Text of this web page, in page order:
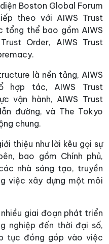
Boston Global Forum
theo với AIWS Trust
thể bao gồm AIWS
Order, AIWS Trust
là nền tảng, AIWS
hợp tác, AIWS Trust
vận hành, AIWS Trust
đường, và The Tokyo
chung.
thiệu như lời kêu gọi sự
bao gồm Chính phủ,
nhà sáng tạo, truyền
việc xây dựng một môi
giai đoạn phát triển
nghiệp đến thời đại số,
tục đóng góp vào việc